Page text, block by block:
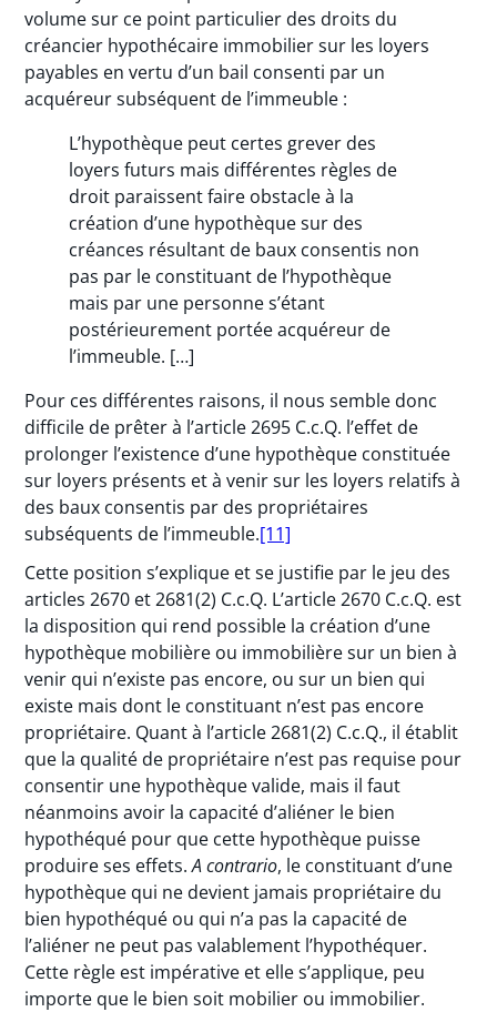
volume sur ce point particulier des droits du
créancier hypothécaire immobilier sur les loyers
payables en vertu d’un bail consenti par un
acquéreur subséquent de l’immeuble :
L’hypothèque peut certes grever des
loyers futurs mais différentes règles de
droit paraissent faire obstacle à la
création d’une hypothèque sur des
créances résultant de baux consentis non
pas par le constituant de l’hypothèque
mais par une personne s’étant
postérieurement portée acquéreur de
l’immeuble. […]
Pour ces différentes raisons, il nous semble donc
difficile de prêter à l’article 2695 C.c.Q. l’effet de
prolonger l’existence d’une hypothèque constituée
sur loyers présents et à venir sur les loyers relatifs à
des baux consentis par des propriétaires
subséquents de l’immeuble.[11]
Cette position s’explique et se justifie par le jeu des
articles 2670 et 2681(2) C.c.Q. L’article 2670 C.c.Q. est
la disposition qui rend possible la création d’une
hypothèque mobilière ou immobilière sur un bien à
venir qui n’existe pas encore, ou sur un bien qui
existe mais dont le constituant n’est pas encore
propriétaire. Quant à l’article 2681(2) C.c.Q., il établit
que la qualité de propriétaire n’est pas requise pour
consentir une hypothèque valide, mais il faut
néanmoins avoir la capacité d’aliéner le bien
hypothéqué pour que cette hypothèque puisse
produire ses effets.A contrario, le constituant d’une
hypothèque qui ne devient jamais propriétaire du
bien hypothéqué ou qui n’a pas la capacité de
l’aliéner ne peut pas valablement l’hypothéquer.
Cette règle est impérative et elle s’applique, peu
importe que le bien soit mobilier ou immobilier.